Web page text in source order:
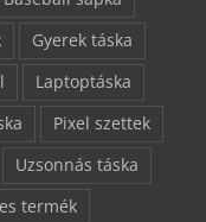
Gyerek táska
Laptoptáska
Pixel szettek
Uzsonnás táska
termék